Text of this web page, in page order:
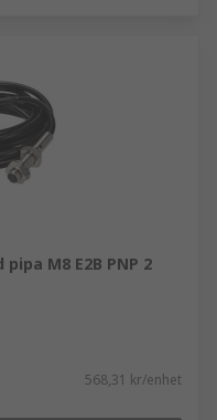
M8 E2B PNP 2
568,31 kr/enhet